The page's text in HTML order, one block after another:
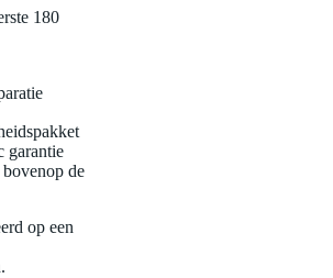
180
garantie
de
op een